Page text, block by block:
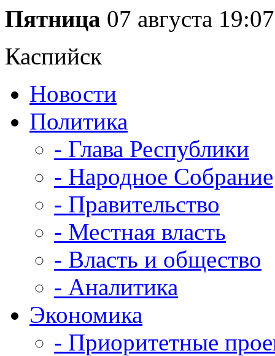
Пятница 07 августа 19:07
Каспийск
Новости
Политика
- Глава Республики
- Народное Собрание
- Правительство
- Местная власть
- Власть и общество
- Аналитика
Экономика
- Приоритетные